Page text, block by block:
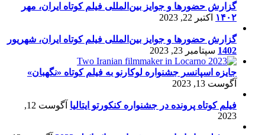
گزارش حضورها و جوایز بین‌المللی فیلم کوتاه ایران، مهر
۱۴۰۲ اکتبر 22, 2023
گزارش حضورها و جوایز بین‌المللی فیلم کوتاه ایران، شهریور
1402 سپتامبر 23, 2023
جایزه اسپانسر جشنواره لوکارنو به فیلم کوتاه «نگهبان»
آگوست 13, 2023
فیلم کوتاه پرونده در جشنواره کنکورتو ایتالیا
آگوست 12,
2023